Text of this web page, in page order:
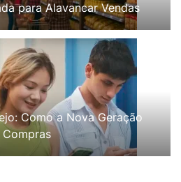
para Alavancar Vendas
Como a Nova Geração
Compras